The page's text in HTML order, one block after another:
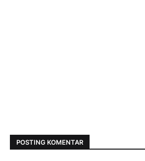
POSTING KOMENTAR